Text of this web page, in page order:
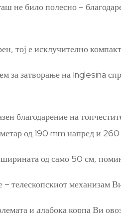
не било полесно –
тој е исклучително
за затворање на Inglesina
благодарение на
од 190 mm напред и
од само 50 см,
телескопскиот механизам
и длабока корпа Ви